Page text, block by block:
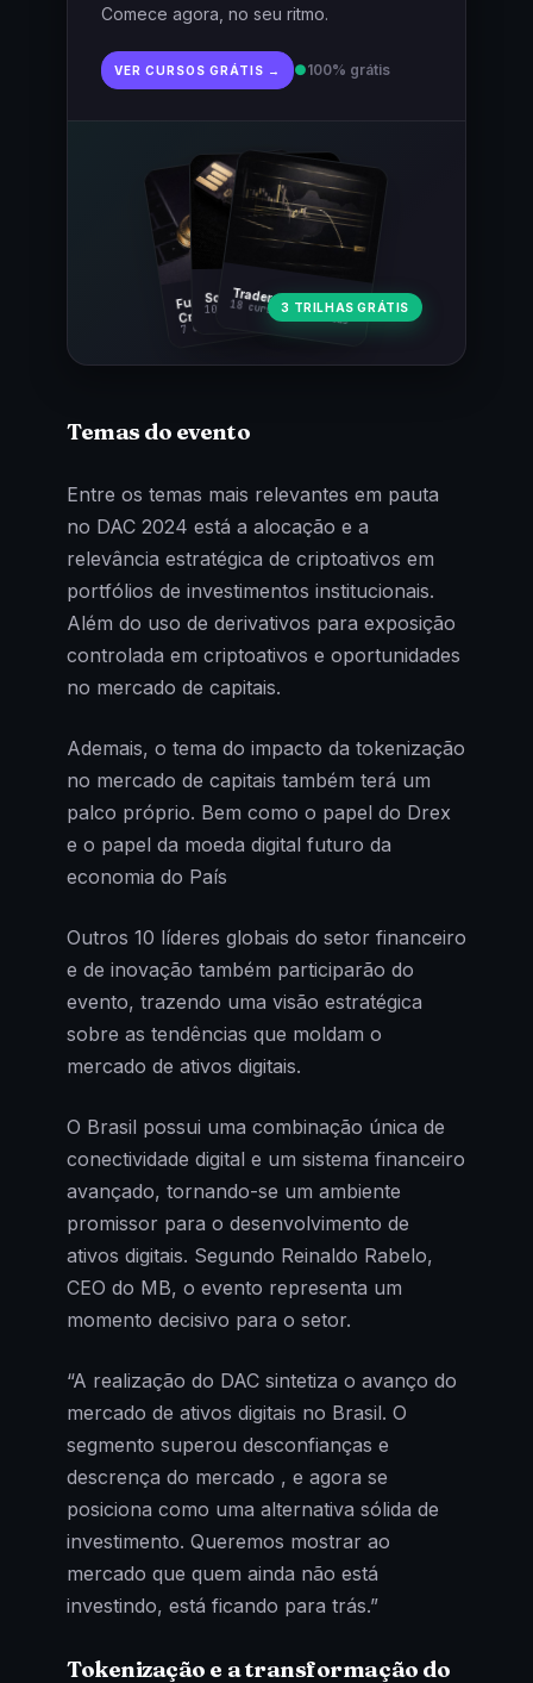
Comece agora, no seu ritmo.
VER CURSOS GRÁTIS → ●100% grátis
Fundamentos
Cripto
7 cursos · 31 aulas
Trader Cripto
18 cursos · 80 aulas
Soberania Bitcoin
10 cursos · 44 aulas3 TRILHAS GRÁTIS
Temas do evento
Entre os temas mais relevantes em pauta
no DAC 2024 está a alocação e a
relevância estratégica de criptoativos em
portfólios de investimentos institucionais.
Além do uso de derivativos para exposição
controlada em criptoativos e oportunidades
no mercado de capitais.
Ademais, o tema do impacto da tokenização
no mercado de capitais também terá um
palco próprio. Bem como o papel do Drex
e o papel da moeda digital futuro da
economia do País
Outros 10 líderes globais do setor financeiro
e de inovação também participarão do
evento, trazendo uma visão estratégica
sobre as tendências que moldam o
mercado de ativos digitais.
O Brasil possui uma combinação única de
conectividade digital e um sistema financeiro
avançado, tornando-se um ambiente
promissor para o desenvolvimento de
ativos digitais. Segundo Reinaldo Rabelo,
CEO do MB, o evento representa um
momento decisivo para o setor.
“A realização do DAC sintetiza o avanço do
mercado de ativos digitais no Brasil. O
segmento superou desconfianças e
descrença do mercado , e agora se
posiciona como uma alternativa sólida de
investimento. Queremos mostrar ao
mercado que quem ainda não está
investindo, está ficando para trás.”
Tokenização e a transformação do